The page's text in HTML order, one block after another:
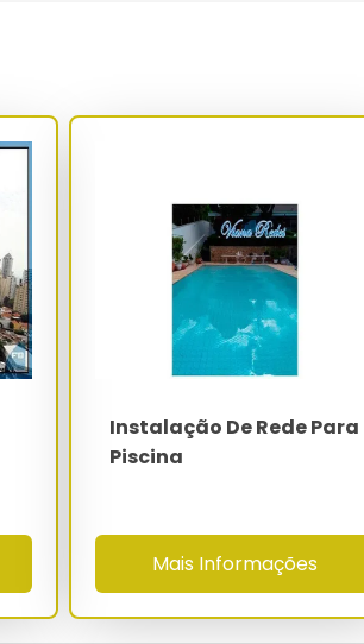
Instalação De Rede Para
Piscina
Mais Informações